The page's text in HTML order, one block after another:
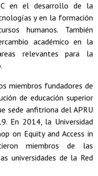
en el desarrollo de la
y en la formación
humanos. También
académico en la
relevantes para la
miembros fundadores de
de educación superior
sede anfitriona del APRU
En 2014, la Universidad
on Equity and Access in
miembros de las
universidades de la Red